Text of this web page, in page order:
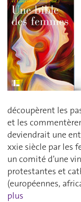
découpèrent les
et les
deviendrait une
xxie siècle par les
un comité d’une
protestantes et
(européennes,
plus